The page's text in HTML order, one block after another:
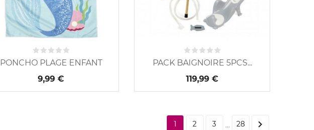
PONCHO PLAGE ENFANT
9,99 €
PACK BAIGNOIRE 5PCS...
119,99 €
1 2 3 … 28 